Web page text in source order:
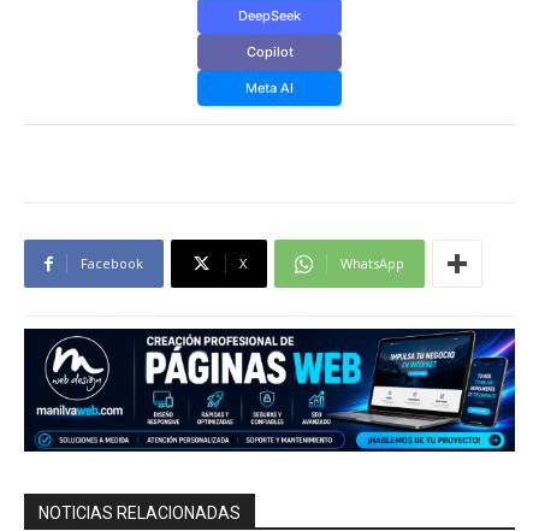
DeepSeek
Copilot
Meta AI
Facebook X WhatsApp
NOTICIAS RELACIONADAS